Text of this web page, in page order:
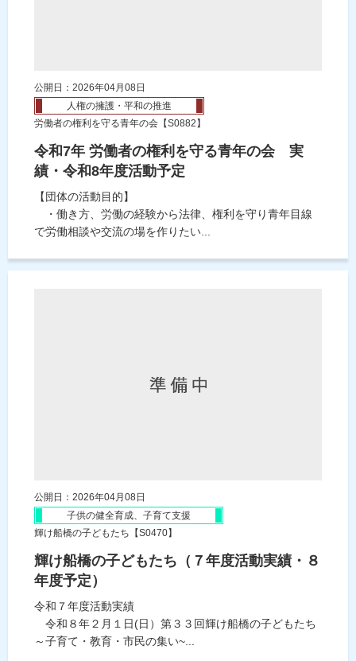
公開日：2026年04月08日
人権の擁護・平和の推進
労働者の権利を守る青年の会【S0882】
令和7年 労働者の権利を守る青年の会 実
績・令和8年度活動予定
【団体の活動目的】
・働き方、労働の経験から法律、権利を守り青年目線
で労働相談や交流の場を作りたい...
公開日：2026年04月08日
子供の健全育成、子育て支援
輝け船橋の子どもたち【S0470】
輝け船橋の子どもたち（７年度活動実績・８
年度予定）
令和７年度活動実績
令和８年２月１日(日）第３３回輝け船橋の子どもたち
～子育て・教育・市民の集い~...